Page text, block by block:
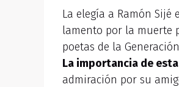
La elegía a Ramón
lamento por la muerte
poetas de la
La importancia de
admiración por su